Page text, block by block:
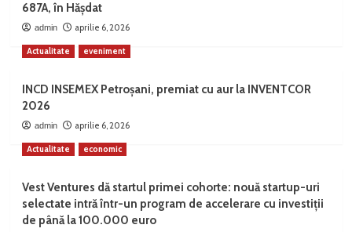
687A, în Hășdat
admin aprilie 6, 2026
Actualitate eveniment
INCD INSEMEX Petroșani, premiat cu aur la INVENTCOR
2026
admin aprilie 6, 2026
Actualitate economic
Vest Ventures dă startul primei cohorte: nouă startup-uri
selectate intră într-un program de accelerare cu investiții
de până la 100.000 euro